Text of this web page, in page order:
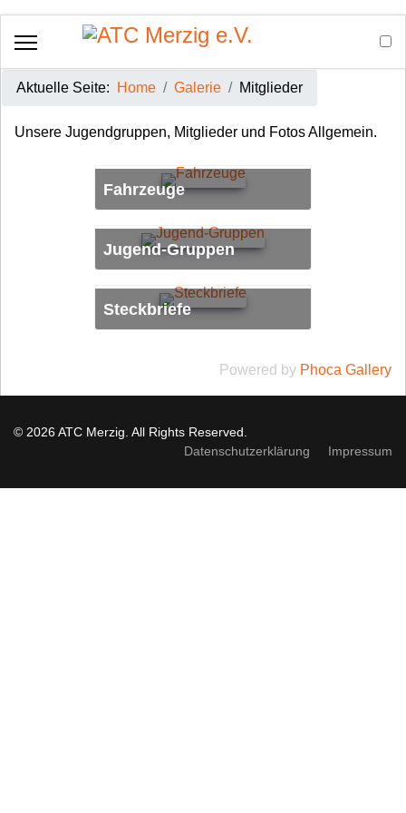
Aktuelle Seite: Home Galerie Mitglieder
Unsere Jugendgruppen, Mitglieder und Fotos Allgemein.
Fahrzeuge
Jugend-Gruppen
Steckbriefe
Powered by Phoca Gallery
© 2026 ATC Merzig. All Rights Reserved.
Datenschutzerklärung
Impressum